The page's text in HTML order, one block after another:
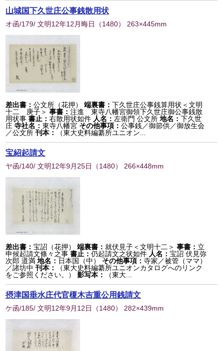
山城国下久世庄公事銭散用状
オ函/179/ 文明12年12月晦日 （1480） 263×445mm
差出書：公文所（花押） 端裏書：下久世庄公事銭算用状＜文明
十二 庚子＞ 事書：注進 東寺八幡宮御領下久世庄御公事銭散
用状事書止：右散用状如件 人名： 左衛門 公文所 地名：下久世
庄 寺社名：東寺八幡宮 その他事項：公事銭／御節供／御放生会
／公文所刊本： （東大史料編纂所ユニオン...
宝紹起請文
ヤ函/140/ 文明12年9月25日 （1480） 266×448mm
差出書：宝詔（花押） 端裏書：就伏見子＜文明十二＞ 事書： 立
申候起請文條々之事書止：仍起請文之状如件 人名：宝詔 伏見弥
次郎 道満 地名： 日本国（中） その他事項：寺家／被管（ママ）
／諸坊中刊本：
（東大史料編纂所ユニオンカタログへのリンク
をご参照ください。）
影写本： （東大...
摂津国垂水庄代官榎木吉重公用銭請文
ケ函/185/ 文明12年9月12日 （1480） 282×439mm